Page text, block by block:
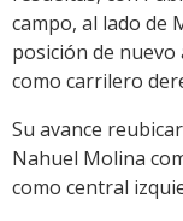
campo, al lado de
posición de nuevo
como carrilero
Su avance
Nahuel Molina
como central